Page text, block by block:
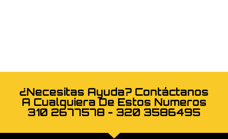
¿Necesitas Ayuda? Contáctanos
A Cualquiera De Estos Numeros
310 2677578 - 320 3586495